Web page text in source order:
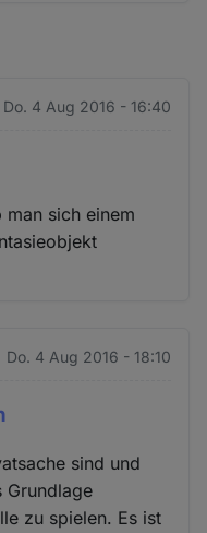
Do. 4 Aug 2016 - 16:40
sich einem
Do. 4 Aug 2016 - 18:10
sind und
Grundlage
zu spielen. Es ist